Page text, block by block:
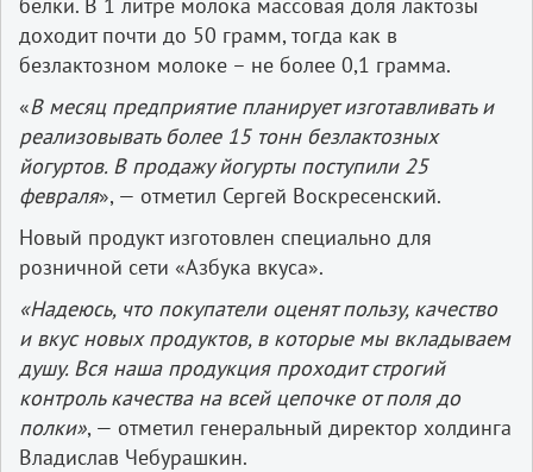
доходит почти до 50 грамм, тогда как в
безлактозном молоке – не более 0,1 грамма.
«В месяц предприятие планирует изготавливать и
реализовывать более 15 тонн безлактозных
йогуртов. В продажу йогурты поступили 25
февраля», — отметил Сергей Воскресенский.
Новый продукт изготовлен специально для
розничной сети «Азбука вкуса».
«Надеюсь, что покупатели оценят пользу, качество
и вкус новых продуктов, в которые мы вкладываем
душу. Вся наша продукция проходит строгий
контроль качества на всей цепочке от поля до
полки», — отметил генеральный директор холдинга
Владислав Чебурашкин.